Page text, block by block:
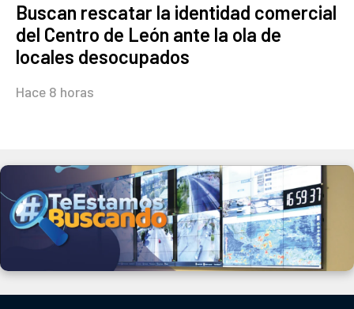
Buscan rescatar la identidad comercial
del Centro de León ante la ola de
locales desocupados
Hace 8 horas